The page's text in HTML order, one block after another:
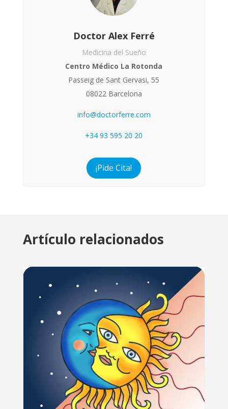
Doctor Alex Ferré
Medicina del Sueño
Centro Médico La Rotonda
Passeig de Sant Gervasi, 55
08022 Barcelona
info@doctorferre.com
+34 93 595 20 20
¡Pide Cita!
Artículo relacionados